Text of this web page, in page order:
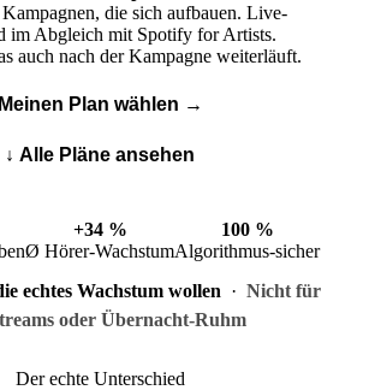
die sich aufbauen. Live-
im Abgleich mit Spotify for Artists.
auch nach der Kampagne weiterläuft.
Meinen Plan wählen →
↓ Alle Pläne ansehen
+34 %
Ø Hörer-Wachstum
100 %
Algorithmus-sicher
echtes Wachstum wollen · Nicht für
oder Übernacht-Ruhm
Der echte Unterschied